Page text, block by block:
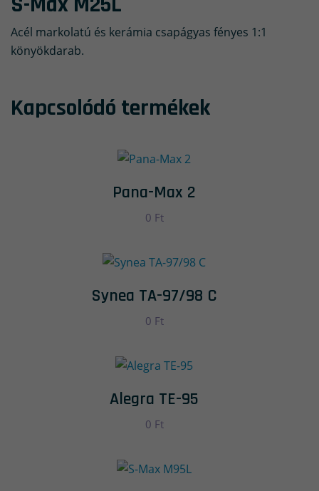
Acél markolatú és kerámia csapágyas fényes 1:1
könyökdarab.
Kapcsolódó termékek
Pana-Max 2
0 Ft
Synea TA-97/98 C
0 Ft
Alegra TE-95
0 Ft